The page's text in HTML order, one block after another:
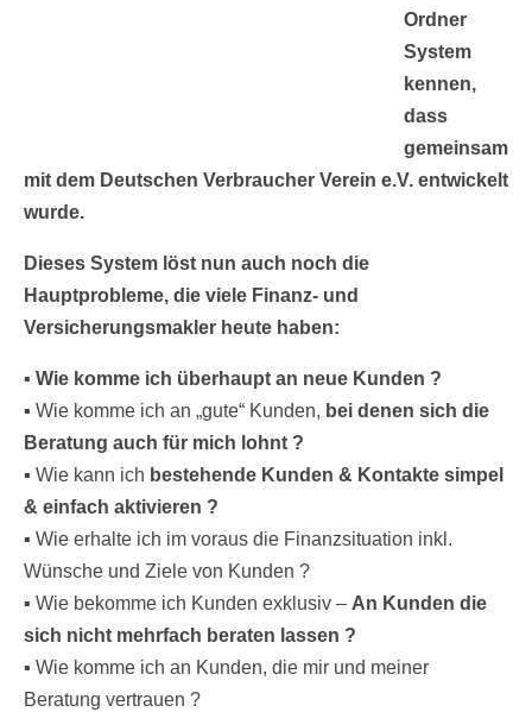
Ordner
System
kennen,
dass
gemeinsam
mit dem Deutschen Verbraucher Verein e.V. entwickelt
wurde.
Dieses System löst nun auch noch die
Hauptprobleme, die viele Finanz- und
Versicherungsmakler heute haben:
▪ Wie komme ich überhaupt an neue Kunden ?
▪ Wie komme ich an „gute“ Kunden, bei denen sich die
Beratung auch für mich lohnt ?
▪ Wie kann ich bestehende Kunden & Kontakte simpel
& einfach aktivieren ?
▪ Wie erhalte ich im voraus die Finanzsituation inkl.
Wünsche und Ziele von Kunden ?
▪ Wie bekomme ich Kunden exklusiv – An Kunden die
sich nicht mehrfach beraten lassen ?
▪ Wie komme ich an Kunden, die mir und meiner
Beratung vertrauen ?